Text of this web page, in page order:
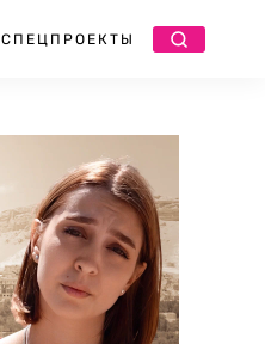
СПЕЦПРОЕКТЫ